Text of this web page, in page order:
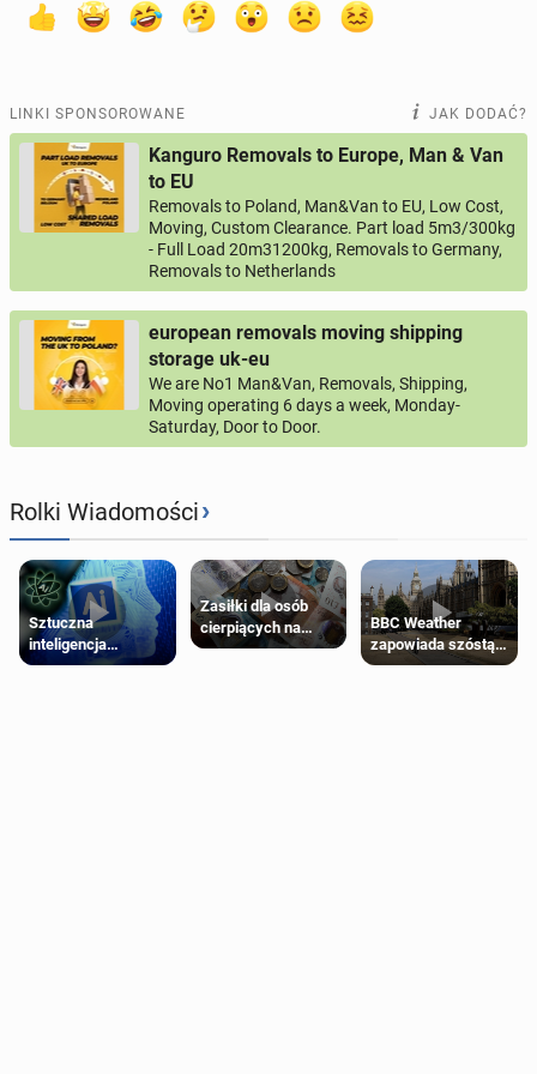
LINKI SPONSOROWANE JAK DODAĆ?
Kanguro Removals to Europe, Man & Van
to EU
Removals to Poland, Man&Van to EU, Low Cost,
Moving, Custom Clearance. Part load 5m3/300kg
- Full Load 20m31200kg, Removals to Germany,
Removals to Netherlands
european removals moving shipping
storage uk-eu
We are No1 Man&Van, Removals, Shipping,
Moving operating 6 days a week, Monday-
Saturday, Door to Door.
Rolki Wiadomości›
Sztuczna
inteligencja
próbowała oszukać
Zasiłki dla osób
cierpiących na
schorzenia
BBC Weather
zapowiada szóstą
falę upałów w